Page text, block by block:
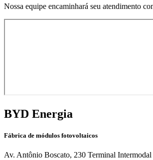
Nossa equipe encaminhará seu atendimento
BYD Energia
Fábrica de módulos fotovoltaicos
Av. Antônio Boscato, 230 Terminal